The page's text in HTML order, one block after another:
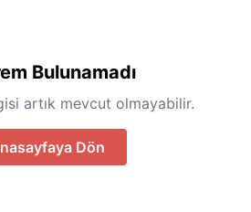
Bulunamadı
artık mevcut olmayabilir.
Dön